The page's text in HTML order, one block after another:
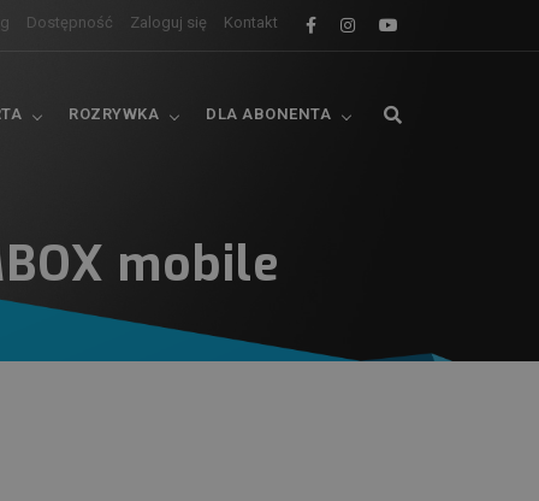
Dostępność Zaloguj się Kontakt
ROZRYWKA DLA ABONENTA
mobile